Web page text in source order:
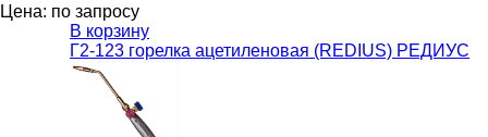
Цена: по запросу
В корзину
Г2-123 горелка ацетиленовая (REDIUS) РЕДИУС